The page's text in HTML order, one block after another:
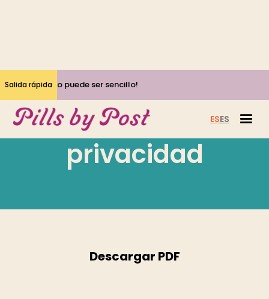
Sí, ¡el aborto puede ser sencillo!
Salida rápida
ESES
Política de
privacidad
Descargar PDF